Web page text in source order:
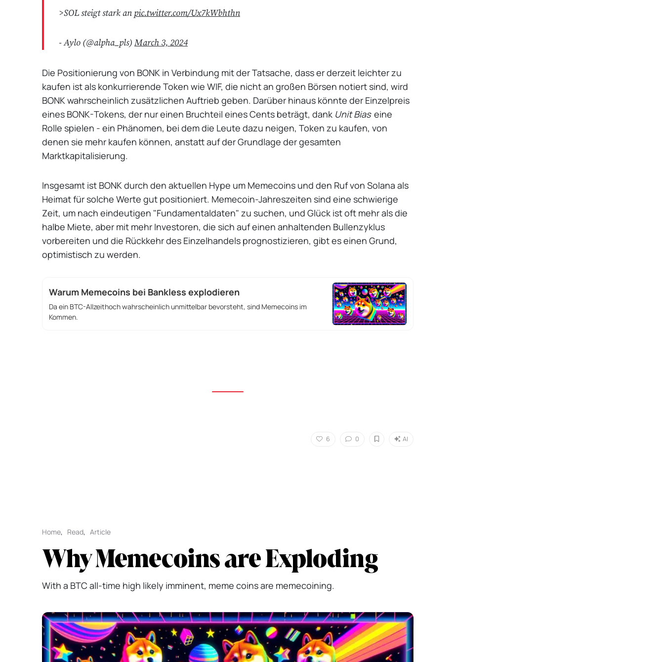
>SOL steigt stark an pic.twitter.com/Ux7kWbhthn
- Aylo (@alpha_pls) March 3, 2024
Die Positionierung von BONK in Verbindung mit der Tatsache, dass er derzeit leichter zu
kaufen ist als konkurrierende Token wie WIF, die nicht an großen Börsen notiert sind, wird
BONK wahrscheinlich zusätzlichen Auftrieb geben. Darüber hinaus könnte der Einzelpreis
eines BONK-Tokens, der nur einen Bruchteil eines Cents beträgt, dank Unit Bias eine
Rolle spielen - ein Phänomen, bei dem die Leute dazu neigen, Token zu kaufen, von
denen sie mehr kaufen können, anstatt auf der Grundlage der gesamten
Marktkapitalisierung.
Insgesamt ist BONK durch den aktuellen Hype um Memecoins und den Ruf von Solana als
Heimat für solche Werte gut positioniert. Memecoin-Jahreszeiten sind eine schwierige
Zeit, um nach eindeutigen "Fundamentaldaten" zu suchen, und Glück ist oft mehr als die
halbe Miete, aber mit mehr Investoren, die sich auf einen anhaltenden Bullenzyklus
vorbereiten und die Rückkehr des Einzelhandels prognostizieren, gibt es einen Grund,
optimistisch zu werden.
Warum Memecoins bei Bankless explodieren
Da ein BTC-Allzeithoch wahrscheinlich unmittelbar bevorsteht, sind Memecoins im
Kommen.
6 0 AI
Home, Read, Article
Why Memecoins are Exploding
With a BTC all-time high likely imminent, meme coins are memecoining.